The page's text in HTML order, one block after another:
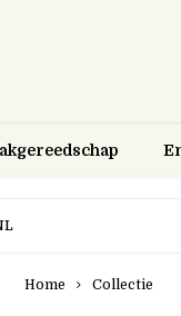
Home Collectie